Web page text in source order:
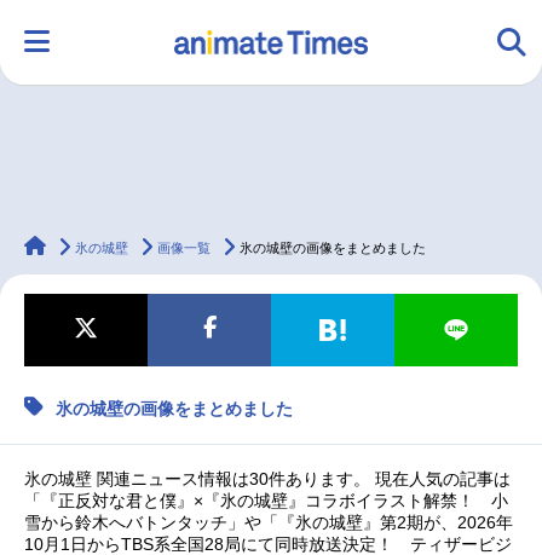
ラジオ みんなの声 グッズ
マンガ・ラノベ ゲーム・アプリ 音楽 コスプレ
最新記事一覧
アニメ記事一覧 声優記事一覧
animateTimes
氷の城壁 画像一覧 氷の城壁の画像をまとめました
氷の城壁の画像をまとめました
氷の城壁 関連ニュース情報は30件あります。 現在人気の記事は
「『正反対な君と僕』×『氷の城壁』コラボイラスト解禁！ 小
雪から鈴木へバトンタッチ」や「『氷の城壁』第2期が、2026年
10月1日からTBS系全国28局にて同時放送決定！ ティザービジ